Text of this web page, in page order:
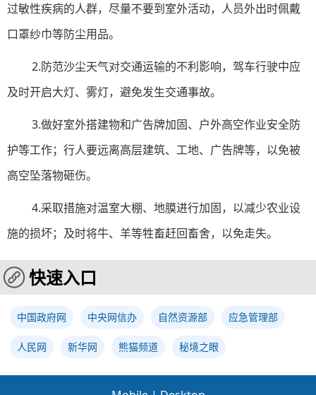
过敏性疾病的人群，尽量不要到室外活动，人员外出时佩戴
口罩纱巾等防尘用品。
2.防范沙尘天气对交通运输的不利影响，驾车行驶中应
及时开启大灯、雾灯，避免发生交通事故。
3.做好室外搭建物和广告牌加固、户外高空作业安全防
护等工作；行人要远离高层建筑、工地、广告牌等，以免被
高空坠落物砸伤。
4.采取措施对温室大棚、地膜进行加固，以减少农业设
施的损坏；及时将牛、羊等牲畜赶回畜舍，以免走失。
快速入口
中国政府网 中央网信办 自然资源部 应急管理部
人民网 新华网 熊猫频道 秘境之眼